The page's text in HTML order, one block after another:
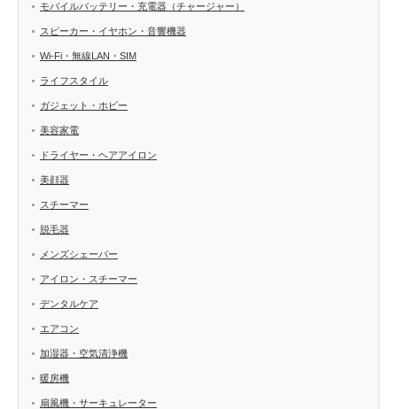
モバイルバッテリー・充電器（チャージャー）
スピーカー・イヤホン・音響機器
Wi-Fi・無線LAN・SIM
ライフスタイル
ガジェット・ホビー
美容家電
ドライヤー・ヘアアイロン
美顔器
スチーマー
脱毛器
メンズシェーバー
アイロン・スチーマー
デンタルケア
エアコン
加湿器・空気清浄機
暖房機
扇風機・サーキュレーター